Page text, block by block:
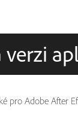
pro Adobe After